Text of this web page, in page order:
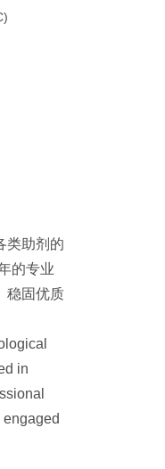
类助剂的
的专业
稳固优质
in